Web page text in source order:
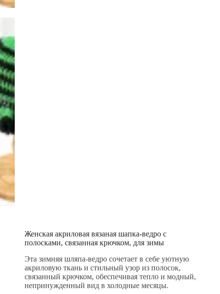
Женская акриловая вязаная шапка-ведро с
полосками, связанная крючком, для зимы
Эта зимняя шляпа-ведро сочетает в себе уютную
акриловую ткань и стильный узор из полосок,
связанный крючком, обеспечивая тепло и модный,
непринужденный вид в холодные месяцы.